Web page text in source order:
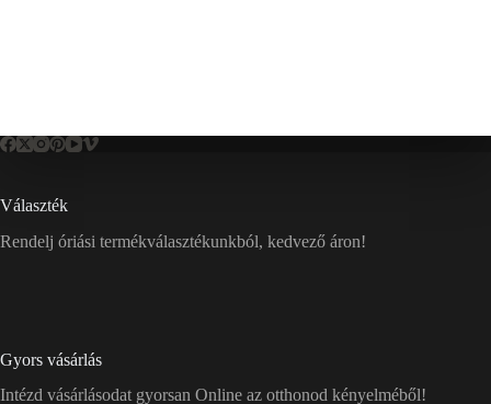
Választék
Rendelj óriási termékválasztékunkból, kedvező áron!
Gyors vásárlás
Intézd vásárlásodat gyorsan Online az otthonod kényelméből!